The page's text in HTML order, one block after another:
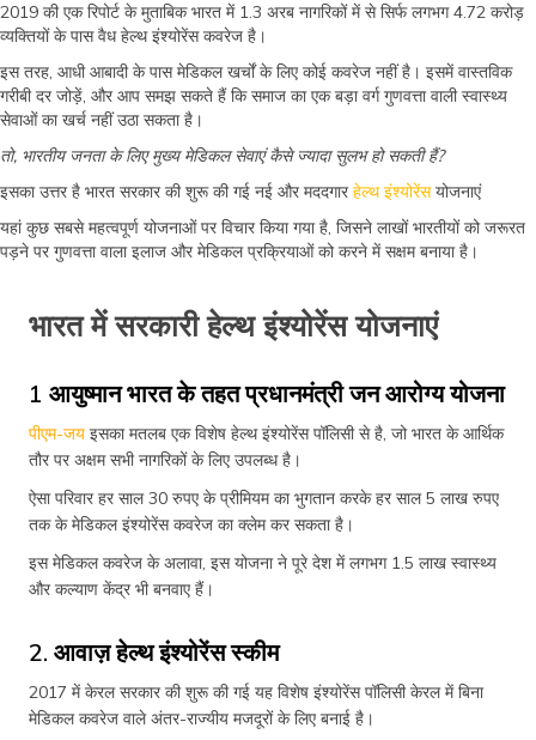
2019 की एक रिपोर्ट के मुताबिक भारत में 1.3 अरब नागरिकों में से सिर्फ लगभग 4.72 करोड़
व्यक्तियों के पास वैध हेल्थ इंश्योरेंस कवरेज है।
इस तरह, आधी आबादी के पास मेडिकल खर्चों के लिए कोई कवरेज नहीं है। इसमें वास्तविक
गरीबी दर जोड़ें, और आप समझ सकते हैं कि समाज का एक बड़ा वर्ग गुणवत्ता वाली स्वास्थ्य
सेवाओं का खर्च नहीं उठा सकता है।
तो, भारतीय जनता के लिए मुख्य मेडिकल सेवाएं कैसे ज्यादा सुलभ हो सकती हैं?
इसका उत्तर है भारत सरकार की शुरू की गई नई और मददगारहेल्थ इंश्योरेंसयोजनाएं
यहां कुछ सबसे महत्वपूर्ण योजनाओं पर विचार किया गया है, जिसने लाखों भारतीयों को जरूरत
पड़ने पर गुणवत्ता वाला इलाज और मेडिकल प्रक्रियाओं को करने में सक्षम बनाया है।
भारत में सरकारी हेल्थ इंश्योरेंस योजनाएं
1 आयुष्मान भारत के तहत प्रधानमंत्री जन आरोग्य योजना
पीएम-जय इसका मतलब एक विशेष हेल्थ इंश्योरेंस पॉलिसी से है, जो भारत के आर्थिक
तौर पर अक्षम सभी नागरिकों के लिए उपलब्ध है।
ऐसा परिवार हर साल 30 रुपए के प्रीमियम का भुगतान करके हर साल 5 लाख रुपए
तक के मेडिकल इंश्योरेंस कवरेज का क्लेम कर सकता है।
इस मेडिकल कवरेज के अलावा, इस योजना ने पूरे देश में लगभग 1.5 लाख स्वास्थ्य
और कल्याण केंद्र भी बनवाए हैं।
2. आवाज़ हेल्थ इंश्योरेंस स्कीम
2017 में केरल सरकार की शुरू की गई यह विशेष इंश्योरेंस पॉलिसी केरल में बिना
मेडिकल कवरेज वाले अंतर-राज्यीय मजदूरों के लिए बनाई है।